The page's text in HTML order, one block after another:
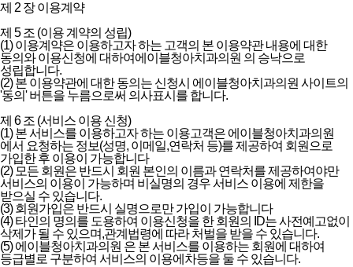
제 2 장 이용계약
제 5 조 (이용 계약의 성립)
(1) 이용계약은 이용하고자 하는 고객의 본 이용약관 내용에 대한
동의와 이용신청에 대하여에이블청아치과의원 의 승낙으로
성립합니다.
(2) 본 이용약관에 대한 동의는 신청시 에이블청아치과의원 사이트의
'동의' 버튼을 누름으로써 의사표시를 합니다.
제 6 조 (서비스 이용 신청)
(1) 본 서비스를 이용하고자 하는 이용고객은 에이블청아치과의원
에서 요청하는 정보(성명, 이메일,연락처 등)를 제공하여 회원으로
가입한 후 이용이 가능합니다
(2) 모든 회원은 반드시 회원 본인의 이름과 연락처를 제공하여야만
서비스의 이용이 가능하며 비실명의 경우 서비스 이용에 제한을
받으실 수 있습니다.
(3) 회원가입은 반드시 실명으로만 가입이 가능합니다
(4) 타인의 명의를 도용하여 이용신청을 한 회원의 ID는 사전예고없이
삭제가 될 수 있으며,관계법령에 따라 처벌을 받을 수 있습니다.
(5) 에이블청아치과의원 은 본 서비스를 이용하는 회원에 대하여
등급별로 구분하여 서비스의 이용에차등을 둘 수 있습니다.